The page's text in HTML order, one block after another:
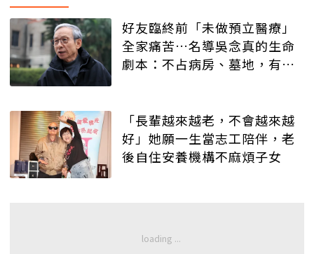
好友臨終前「未做預立醫療」
全家痛苦…名導吳念真的生命
劇本：不占病房、墓地，有人
「長輩越來越老，不會越來越
好」她願一生當志工陪伴，老
後自住安養機構不麻煩子女